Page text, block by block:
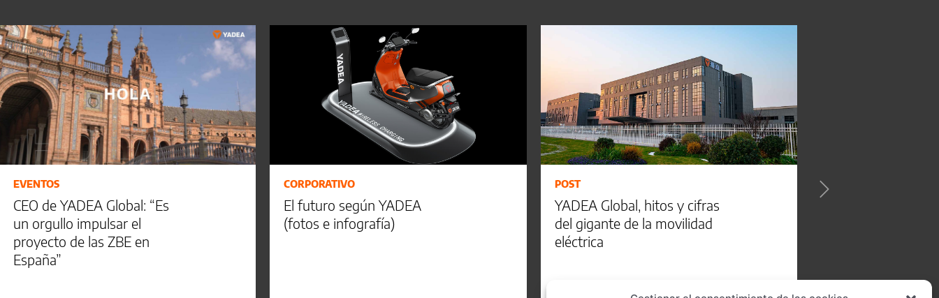
EVENTOS
CEO de YADEA Global: “Es
un orgullo impulsar el
proyecto de las ZBE en
España”
CORPORATIVO
El futuro según YADEA
(fotos e infografía)
POST
YADEA Global, hitos y cifras
del gigante de la movilidad
eléctrica